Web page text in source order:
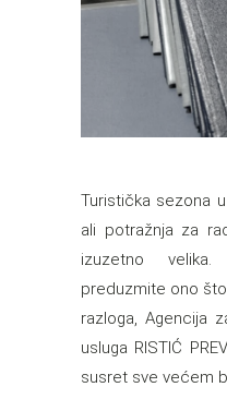
Turistička sezona
ali potražnja za
izuzetno
preduzmite ono
razloga, Agencija
usluga RISTIĆ
susret sve većem